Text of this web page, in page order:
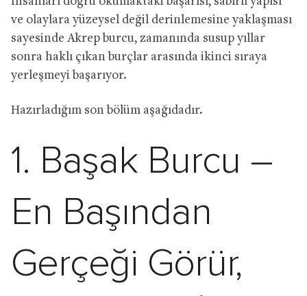
ve olaylara yüzeysel değil derinlemesine yaklaşması
sayesinde Akrep burcu, zamanında susup yıllar
sonra haklı çıkan burçlar arasında ikinci sıraya
yerleşmeyi başarıyor.
Hazırladığım son bölüm aşağıdadır.
1. Başak Burcu –
En Başından
Gerçeği Görür,